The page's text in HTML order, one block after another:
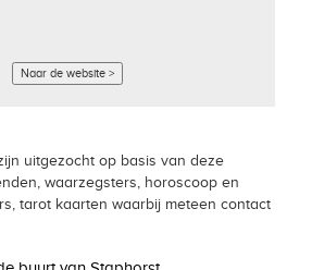
Naar de website >
uitgezocht op basis van deze
waarzegsters, horoscoop en
tarot kaarten waarbij meteen contact